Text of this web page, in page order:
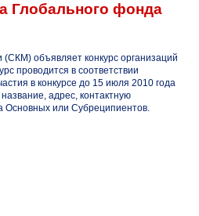
Глобального фонда
объявляет конкурс организаций
проводится в соответствии
в конкурсе до 15 июля 2010 года
адрес, контактную
Основных или Субреципиентов.